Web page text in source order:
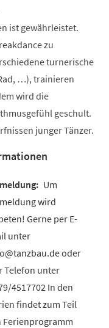
ist gewährleistet.
zu
turnerische
…), trainieren
wird die
geschult.
junger Tänzer.
Um
wird
Gerne per E-
unter
oder
Telefon unter
4517702 In den
findet zum Teil
Ferienprogramm